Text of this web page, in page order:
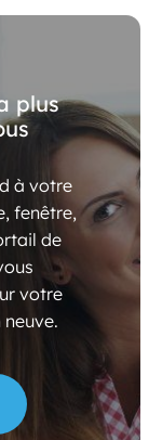
plus
à votre
fenêtre,
de
votre